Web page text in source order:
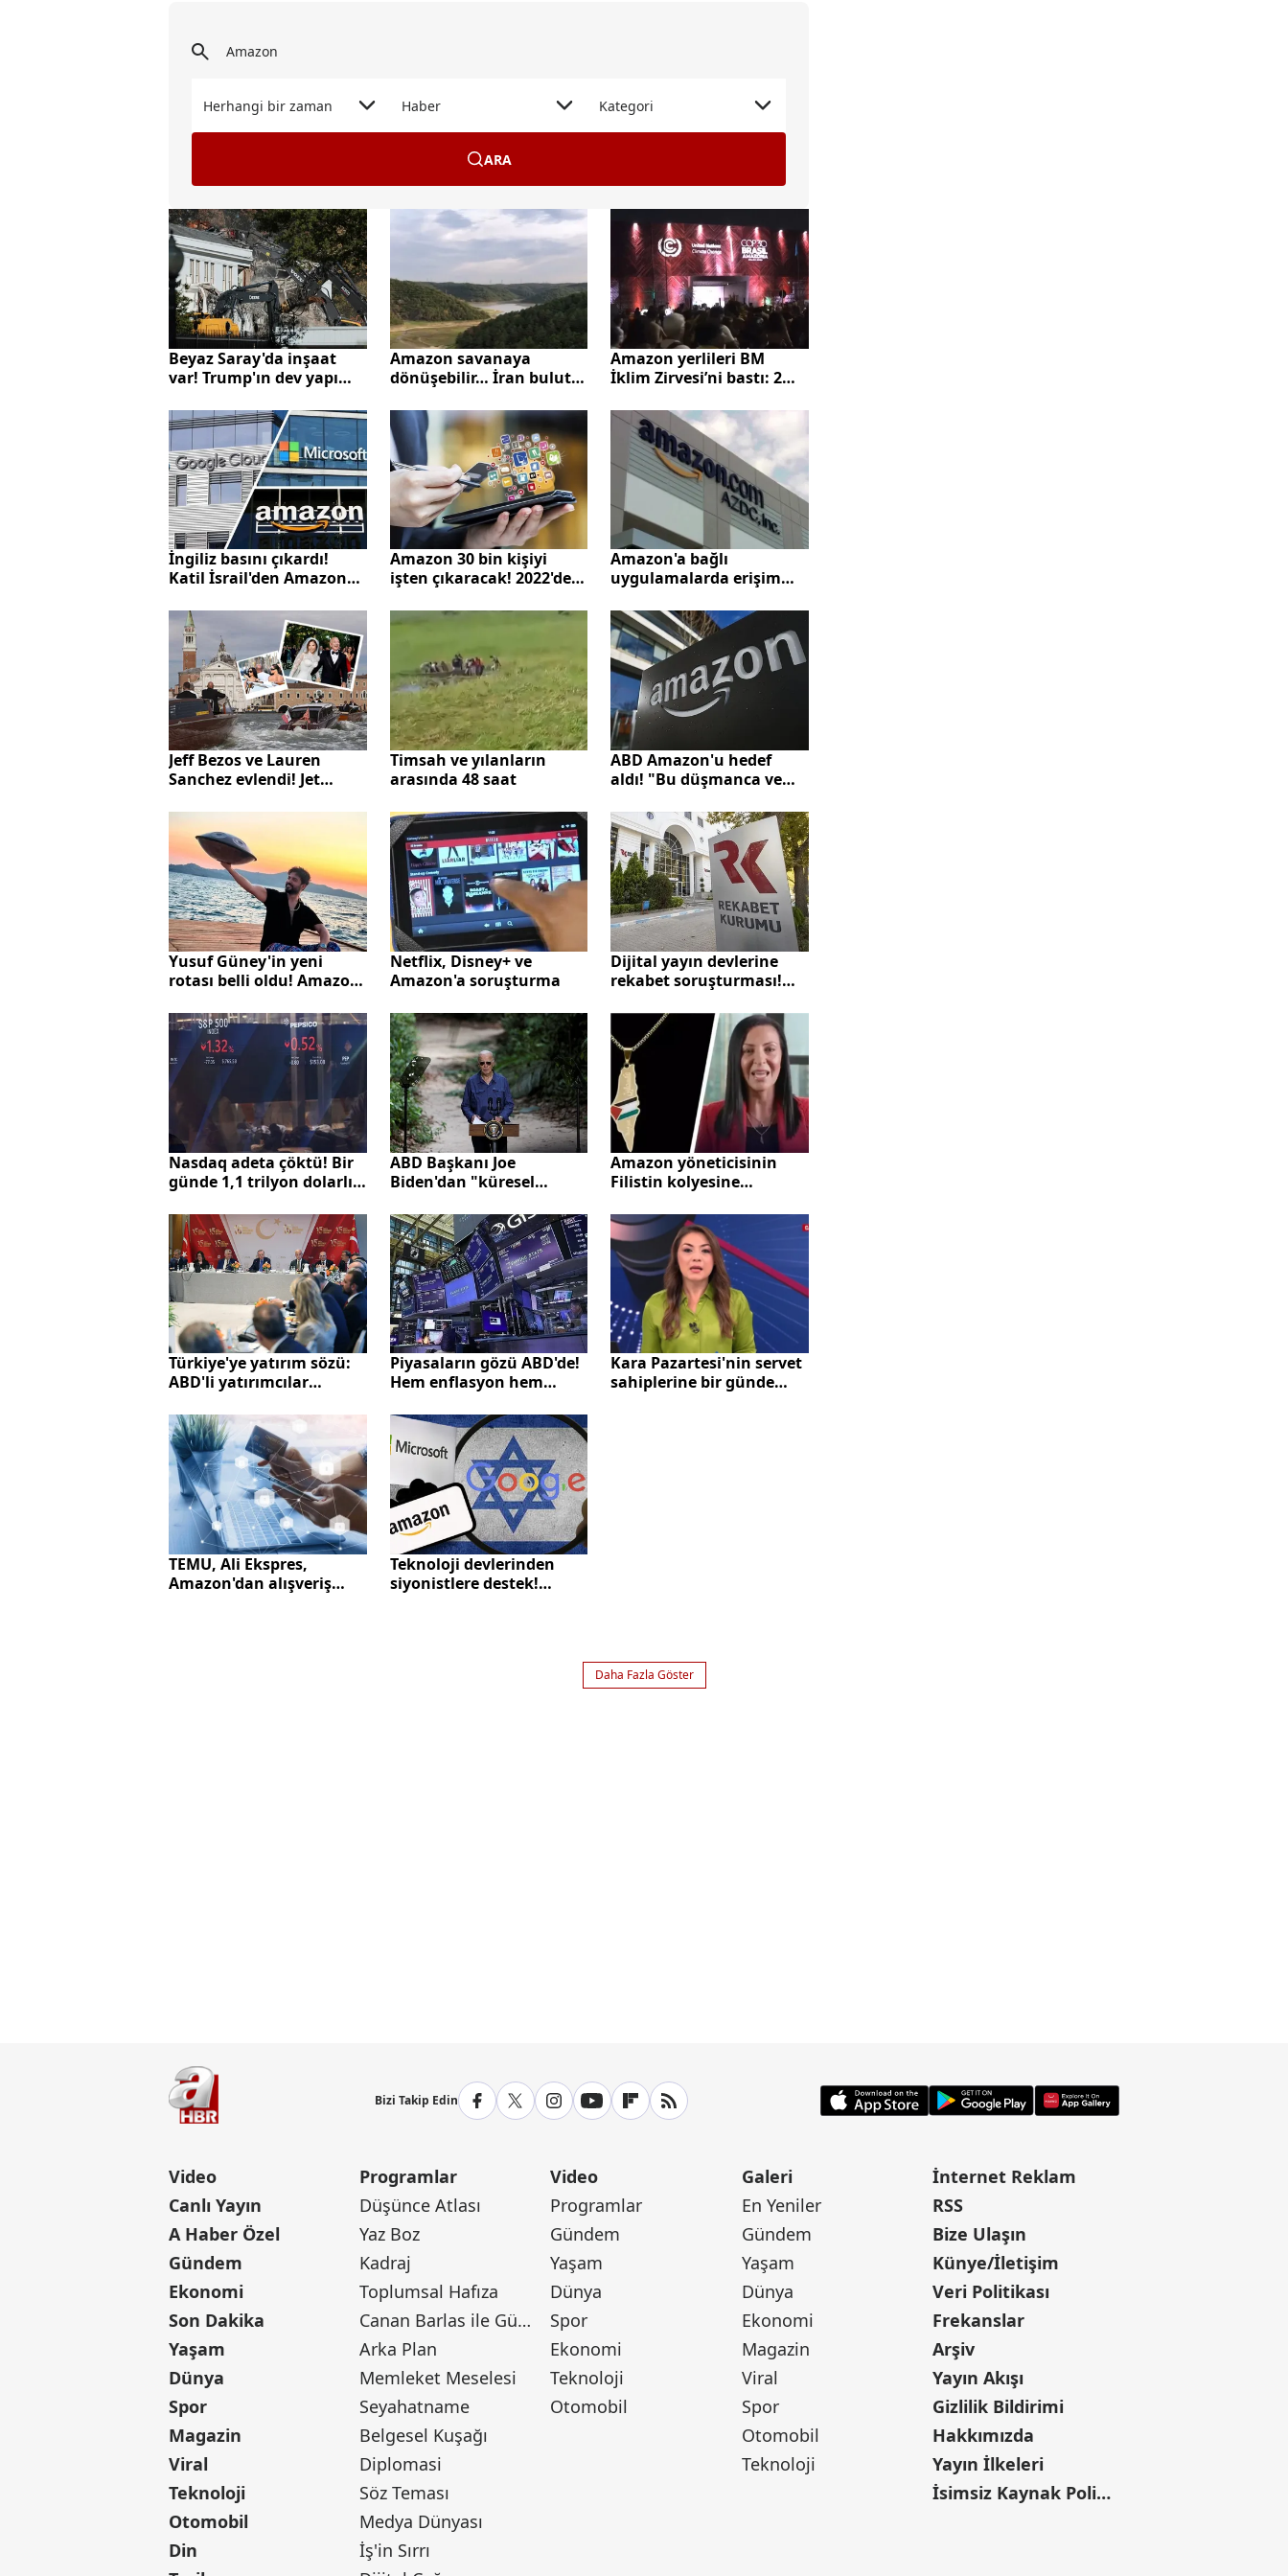
Herhangi bir zaman Haber Kategori
ARA
Beyaz Saray'da inşaat
var! Trump'ın dev yapı
çıkardı
Amazon savanaya
dönüşebilir… İran bulut
İstanbul'da kırmızı
alarm!
Amazon yerlileri BM
İklim Zirvesi’ni bastı: 2
İngiliz basını çıkardı!
Katil İsrail'den Amazon
Amazon 30 bin kişiyi
işten çıkaracak! 2022'den
tenkisat
Amazon'a bağlı
uygulamalarda erişim
uygulamalara
erişilemiyor
Jeff Bezos ve Lauren
Sanchez evlendi! Jet
Timsah ve yılanların
arasında 48 saat
ABD Amazon'u hedef
aldı! "Bu düşmanca ve
Yusuf Güney'in yeni
rotası belli oldu! Amazon
Netflix, Disney+ ve
Amazon'a soruşturma
Dijital yayın devlerine
rekabet soruşturması!
diğerlerine büyük şok...
Nasdaq adeta çöktü! Bir
günde 1,1 trilyon dolarlık
ABD Başkanı Joe
Biden'dan "küresel
Amazon yöneticisinin
Filistin kolyesine
Türkiye'ye yatırım sözü:
ABD'li yatırımcılar
Piyasaların gözü ABD'de!
Hem enflasyon hem
Kara Pazartesi'nin servet
sahiplerine bir günde
TEMU, Ali Ekspres,
Amazon'dan alışveriş
Teknoloji devlerinden
siyonistlere destek!
Daha Fazla Göster
Bizi Takip Edin
Video
Canlı Yayın
A Haber Özel
Gündem
Ekonomi
Son Dakika
Yaşam
Dünya
Spor
Magazin
Viral
Teknoloji
Otomobil
Din
Programlar
Düşünce Atlası
Yaz Boz
Kadraj
Toplumsal Hafıza
Canan Barlas ile Gündem
Arka Plan
Memleket Meselesi
Seyahatname
Belgesel Kuşağı
Diplomasi
Söz Teması
Medya Dünyası
İş'in Sırrı
Video
Programlar
Gündem
Yaşam
Dünya
Spor
Ekonomi
Teknoloji
Otomobil
Galeri
En Yeniler
Gündem
Yaşam
Dünya
Ekonomi
Magazin
Viral
Spor
Otomobil
Teknoloji
İnternet Reklam
RSS
Bize Ulaşın
Künye/İletişim
Veri Politikası
Frekanslar
Arşiv
Yayın Akışı
Gizlilik Bildirimi
Hakkımızda
Yayın İlkeleri
İsimsiz Kaynak Politikası